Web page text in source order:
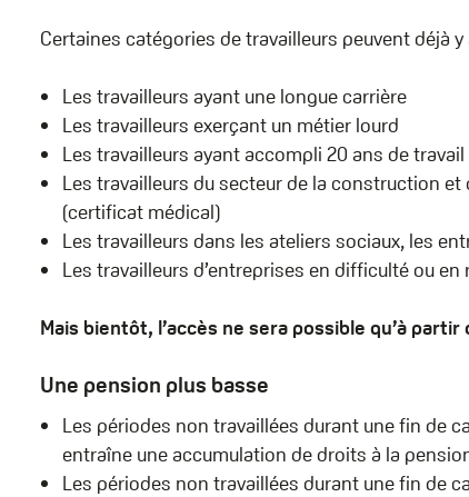
Certaines catégories de travailleurs peuvent déjà
Les travailleurs ayant une longue carrière
Les travailleurs exerçant un métier lourd
Les travailleurs ayant accompli 20 ans de
Les travailleurs du secteur de la construction
(certificat médical)
Les travailleurs dans les ateliers sociaux, les
Les travailleurs d’entreprises en difficulté ou
Mais bientôt, l’accès ne sera possible qu’à
Une pension plus basse
Les périodes non travaillées durant une fin de
entraîne une accumulation de droits à la
Les périodes non travaillées durant une fin de